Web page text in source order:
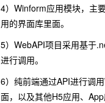
4）Winform应用模块，主
用的界面库里面。
5）WebAPI项目采用基于
进行调用。
6）纯前端通过API进行调
面，以及其他H5应用、